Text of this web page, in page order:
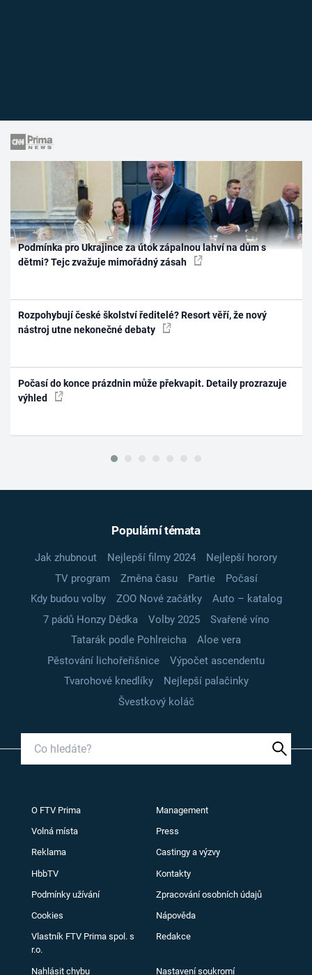
Podmínka pro Ukrajince za útok zápalnou lahví na dům s
dětmi? Tejc zvažuje mimořádný zásah
Rozpohybují české školství ředitelé? Resort věří, že nový
nástroj utne nekonečné debaty
Počasí do konce prázdnin může překvapit. Detaily prozrazuje
výhled
Populární témata
Jak zhubnout Nejlepší filmy 2024
Nejlepší horory
TV program
Změna času Partie
Počasí
Kdy budou volby
ZOO Nové začátky
Auto – katalog
7 pádů Honzy Dědka
Volby 2025
Svařené víno
Tatarák podle Pohlreicha
Aloe vera
Pěstování lichořeřišnice
Výpočet ascendentu
Tvarohové knedlíky
Nejlepší palačinky
Švestkový koláč
O FTV Prima Management
Volná místa Press
Reklama Castingy a výzvy
HbbTV Kontakty
Podmínky užívání Zpracování osobních údajů
Cookies Nápověda
Vlastník FTV Prima spol. s
r.o.
Redakce
Nahlásit chybu Nastavení soukromí